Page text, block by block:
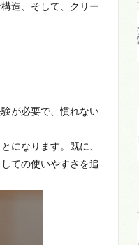
造、そして、クリー
が必要で、慣れない
になります。既に、
ての使いやすさを追